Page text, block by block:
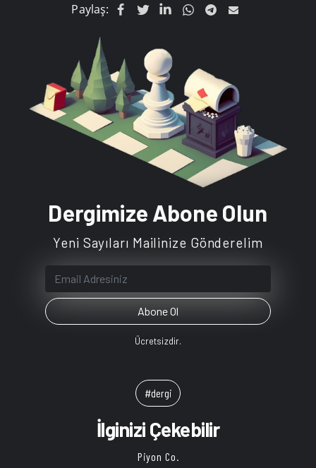
Paylaş:
Dergimize Abone Olun
Yeni Sayıları Mailinize Gönderelim
Ücretsizdir.
#dergi
İlginizi Çekebilir
Piyon Co.